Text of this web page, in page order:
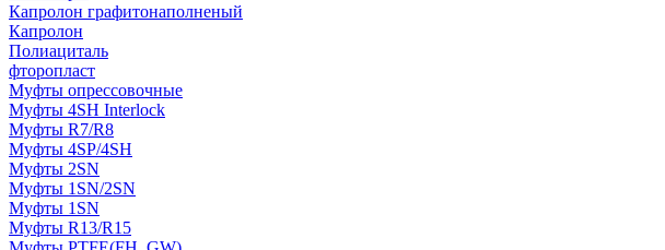
Капролон графитонаполненый
Капролон
Полиациталь
фторопласт
Муфты опрессовочные
Муфты 4SH Interlock
Муфты R7/R8
Муфты 4SP/4SH
Муфты 2SN
Муфты 1SN/2SN
Муфты 1SN
Муфты R13/R15